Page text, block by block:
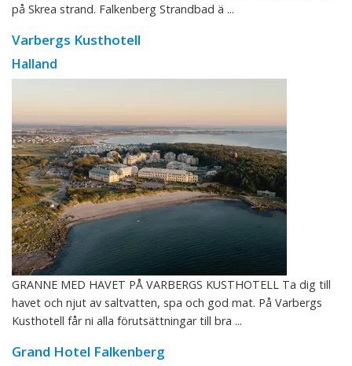
på Skrea strand. Falkenberg Strandbad ä ...
Varbergs Kusthotell
Halland
GRANNE MED HAVET PÅ VARBERGS KUSTHOTELL Ta dig till
havet och njut av saltvatten, spa och god mat. På Varbergs
Kusthotell får ni alla förutsättningar till bra ...
Grand Hotel Falkenberg